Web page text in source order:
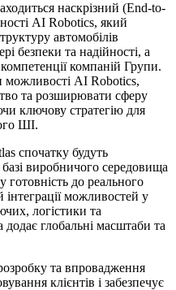
наскрізний (End-to-
AI Robotics, який
автомобілів
безпеки та надійності, а
компаній Групи.
можливості AI Robotics,
та розширювати сферу
ключову стратегію для
ШІ.
спочатку будуть
виробничого середовища
до реального
інтеграції можливостей у
логістики та
глобальні масштаби та
та впровадження
клієнтів і забезпечує